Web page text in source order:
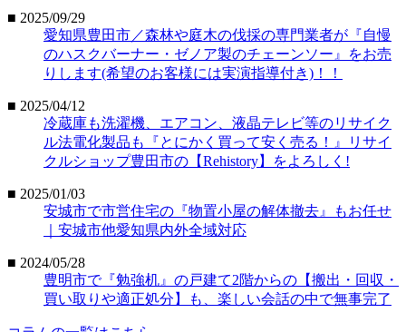
■ 2025/09/29
愛知県豊田市／森林や庭木の伐採の専門業者が『自慢
のハスクバーナー・ゼノア製のチェーンソー』をお売
りします(希望のお客様には実演指導付き)！！
■ 2025/04/12
冷蔵庫も洗濯機、エアコン、液晶テレビ等のリサイク
ル法電化製品も『とにかく買って安く売る！』リサイ
クルショップ豊田市の【Rehistory】をよろしく!
■ 2025/01/03
安城市で市営住宅の『物置小屋の解体撤去』もお任せ
｜安城市他愛知県内外全域対応
■ 2024/05/28
豊明市で『勉強机』の戸建て2階からの【搬出・回収・
買い取りや適正処分】も、楽しい会話の中で無事完了